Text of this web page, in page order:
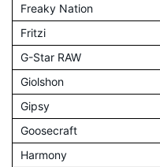
Freaky Nation
Fritzi
G-Star RAW
Giolshon
Gipsy
Goosecraft
Harmony